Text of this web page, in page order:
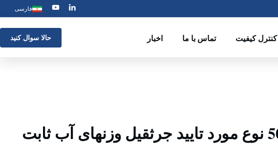
فارسی
کنترل کیفیت تماس با ما اخبار حالا سوال کنيد
50T BV نوع مورد تایید جرثقیل وزنهای آب ثابت